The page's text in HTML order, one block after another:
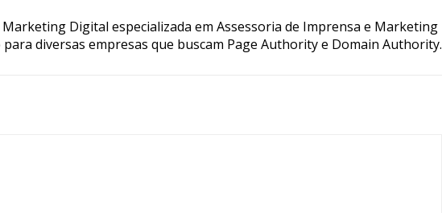
Marketing Digital especializada em Assessoria de Imprensa e Marketing
diversas empresas que buscam Page Authority e Domain Authority.